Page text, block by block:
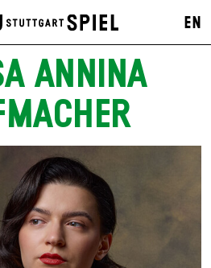
EN
ANNINA